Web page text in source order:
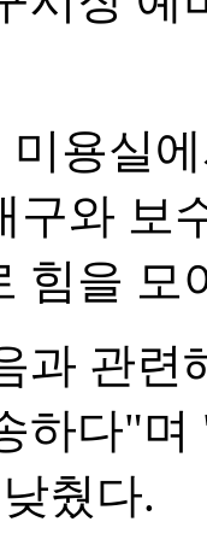
용실
구와 보
힘을 모
과 관
하다"
췄다.